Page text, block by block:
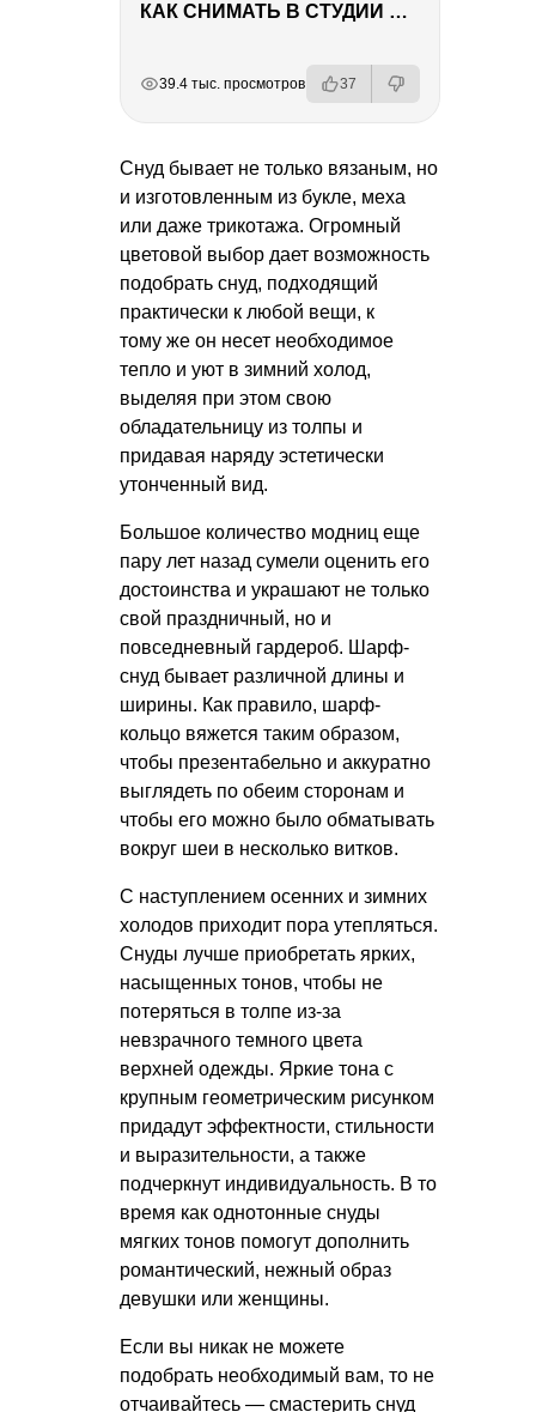
КАК СНИМАТЬ В СТУДИИ СО ВСПЫШКАМИ
39.4 тыс. просмотров 37
Снуд бывает не только вязаным, но
и изготовленным из букле, меха
или даже трикотажа. Огромный
цветовой выбор дает возможность
подобрать снуд, подходящий
практически к любой вещи, к
тому же он несет необходимое
тепло и уют в зимний холод,
выделяя при этом свою
обладательницу из толпы и
придавая наряду эстетически
утонченный вид.
Большое количество модниц еще
пару лет назад сумели оценить его
достоинства и украшают не только
свой праздничный, но и
повседневный гардероб. Шарф-
снуд бывает различной длины и
ширины. Как правило, шарф-
кольцо вяжется таким образом,
чтобы презентабельно и аккуратно
выглядеть по обеим сторонам и
чтобы его можно было обматывать
вокруг шеи в несколько витков.
С наступлением осенних и зимних
холодов приходит пора утепляться.
Снуды лучше приобретать ярких,
насыщенных тонов, чтобы не
потеряться в толпе из-за
невзрачного темного цвета
верхней одежды. Яркие тона с
крупным геометрическим рисунком
придадут эффектности, стильности
и выразительности, а также
подчеркнут индивидуальность. В то
время как однотонные снуды
мягких тонов помогут дополнить
романтический, нежный образ
девушки или женщины.
Если вы никак не можете
подобрать необходимый вам, то не
отчаивайтесь — смастерить снуд